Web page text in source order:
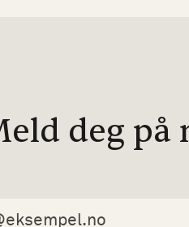
deg på